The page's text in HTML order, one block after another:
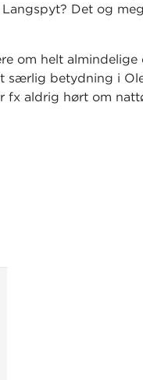
Det og
om helt almindelige
særlig betydning i
fx aldrig hørt om